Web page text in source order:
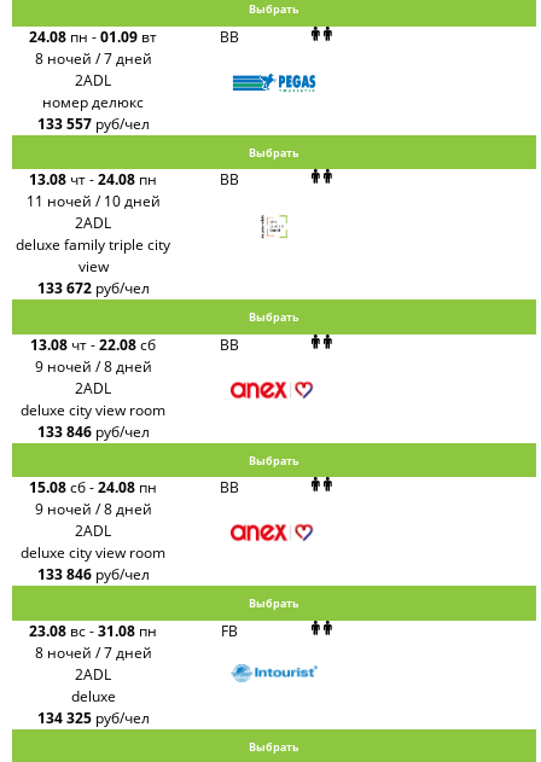
Выбрать
24.08 пн -01.09 вт
8 ночей / 7 дней
BB
2ADL
номер делюкс
133 557 руб/чел
Выбрать
13.08 чт-24.08 пн
11 ночей / 10 дней
BB
2ADL
deluxe family triple city
view
133 672 руб/чел
Выбрать
13.08 чт-22.08сб
9 ночей / 8 дней
BB
2ADL
deluxe city view room
133 846 руб/чел
Выбрать
15.08сб-24.08 пн
9 ночей / 8 дней
BB
2ADL
deluxe city view room
133 846 руб/чел
Выбрать
23.08 вс-31.08 пн
8 ночей / 7 дней
FB
2ADL
deluxe
134 325 руб/чел
Выбрать